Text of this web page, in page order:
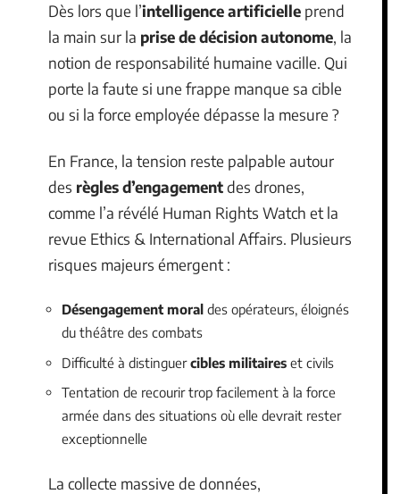
Dès lors que l’intelligence artificielle prend
la main sur la prise de décision autonome, la
notion de responsabilité humaine vacille. Qui
porte la faute si une frappe manque sa cible
ou si la force employée dépasse la mesure ?
En France, la tension reste palpable autour
des règles d’engagementdes drones,
comme l’a révélé Human Rights Watch et la
revue Ethics & International Affairs. Plusieurs
risques majeurs émergent :
Désengagement moral des opérateurs, éloignés
du théâtre des combats
Difficulté à distinguercibles militaires et civils
Tentation de recourir trop facilement à la force
armée dans des situations où elle devrait rester
exceptionnelle
La collecte massive de données,